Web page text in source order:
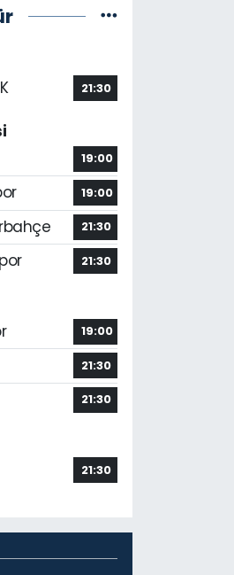
21:30
19:00
19:00
21:30
21:30
19:00
21:30
21:30
21:30